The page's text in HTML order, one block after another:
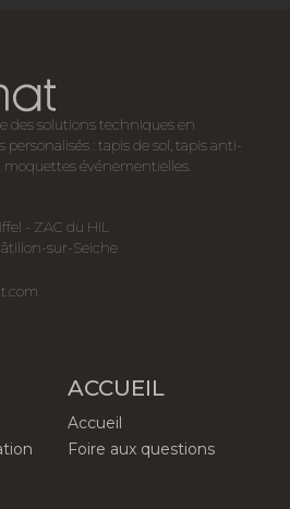
des solutions techniques en
: tapis de sol, tapis anti-
moquettes événementielles.
- ZAC du HIL
sur-Seiche
ACCUEIL
Accueil
Foire aux questions